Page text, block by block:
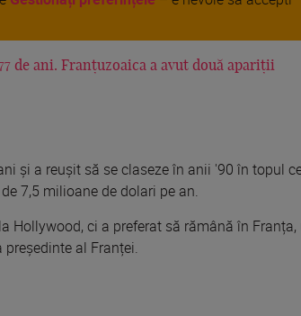
de ani. Franțuzoaica a avut două apariții
și a reușit să se claseze în anii '90 în topul
7,5 milioane de dolari pe an.
Hollywood, ci a preferat să rămână în Franța,
al Franței.